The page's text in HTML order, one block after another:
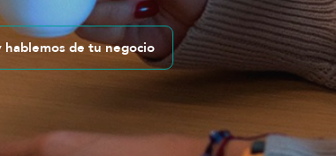
hablemos de tu negocio